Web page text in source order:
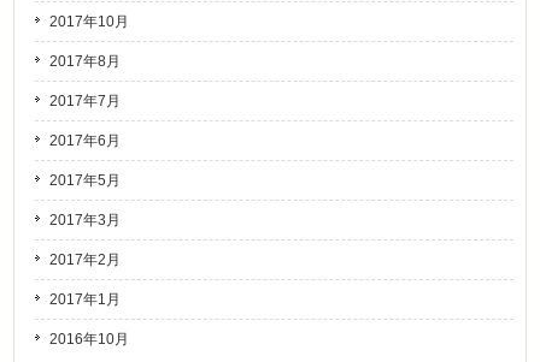
2017年10月
2017年8月
2017年7月
2017年6月
2017年5月
2017年3月
2017年2月
2017年1月
2016年10月